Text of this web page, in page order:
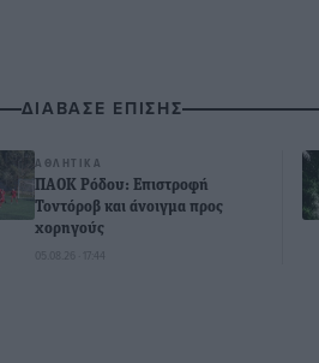
ΔΙΑΒΑΣΕ ΕΠΙΣΗΣ
ΑΘΛΗΤΙΚΆ
ΠΑΟΚ Ρόδου: Επιστροφή
Τοντόροβ και άνοιγμα προς
χορηγούς
05.08.26 · 17:44